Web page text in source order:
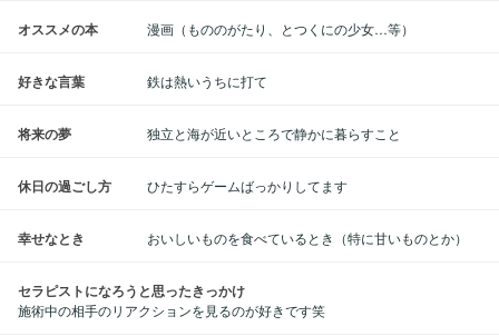
オススメの本 漫画（もののがたり、とつくにの少女…等）
好きな言葉 鉄は熱いうちに打て
将来の夢 独立と海が近いところで静かに暮らすこと
休日の過ごし方 ひたすらゲームばっかりしてます
幸せなとき おいしいものを食べているとき（特に甘いものとか）
セラピストになろうと思ったきっかけ
施術中の相手のリアクションを見るのが好きです笑